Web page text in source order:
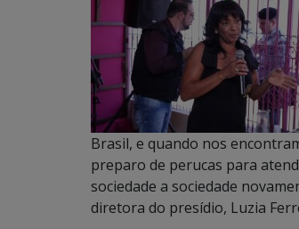
Brasil, e quando nos
preparo de perucas para
sociedade a sociedade
diretora do presídio, Luzia